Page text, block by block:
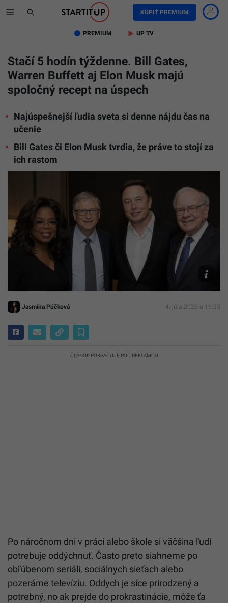
KÚPIŤ PREMIUM
PREMIUM UP TV
Stačí 5 hodín týždenne. Bill Gates,
Warren Buffett aj Elon Musk majú
spoločný recept na úspech
Najúspešnejší ľudia sveta si denne nájdu čas na
učenie
Bill Gates či Elon Musk tvrdia, že práve to stojí za
ich rastom
snímke
zľava
Oprah
Winfrey,
Bill
Gates,
Elon
AI
Jasmína Púčková 4. júla 2026 o 16:35
ČLÁNOK POKRAČUJE POD REKLAMOU
Po náročnom dni v práci alebo škole si väčšina ľudí
potrebuje oddýchnuť. Často preto siahneme po
obľúbenom seriáli, sociálnych sieťach alebo
pozeráme televíziu. Oddych je síce prirodzený a
potrebný, no ak prejde do prokrastinácie, môže ťa